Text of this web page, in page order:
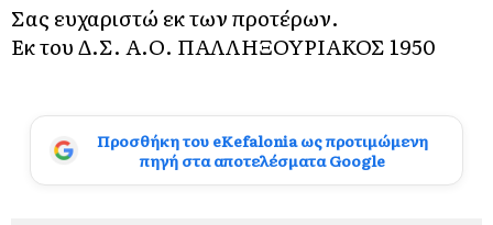
Σας ευχαριστώ εκ των προτέρων.
Εκ του Δ.Σ. Α.Ο. ΠΑΛΛΗΞΟΥΡΙΑΚΟΣ 1950
Προσθήκη του eKefalonia ως προτιμώμενη
πηγή στα αποτελέσματα Google